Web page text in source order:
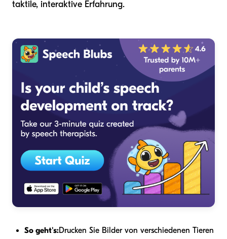
taktile, interaktive Erfahrung.
So geht's:Drucken Sie Bilder von verschiedenen Tieren